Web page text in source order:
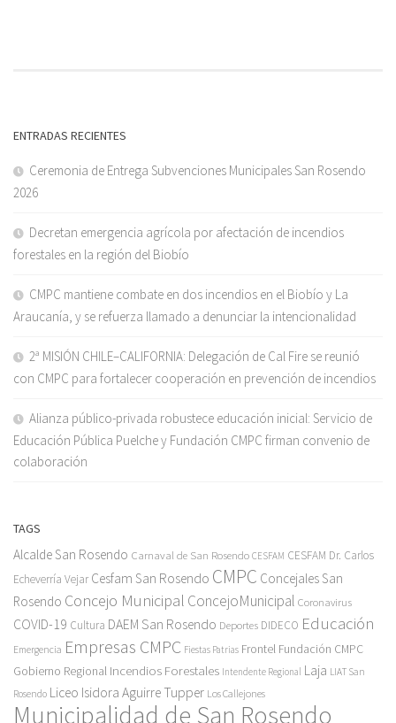
ENTRADAS RECIENTES
Ceremonia de Entrega Subvenciones Municipales San Rosendo
2026
Decretan emergencia agrícola por afectación de incendios
forestales en la región del Biobío
CMPC mantiene combate en dos incendios en el Biobío y La
Araucanía, y se refuerza llamado a denunciar la intencionalidad
2ª MISIÓN CHILE–CALIFORNIA: Delegación de Cal Fire se reunió
con CMPC para fortalecer cooperación en prevención de incendios
Alianza público-privada robustece educación inicial: Servicio de
Educación Pública Puelche y Fundación CMPC firman convenio de
colaboración
TAGS
Alcalde San Rosendo Carnaval de San Rosendo CESFAM CESFAM Dr. Carlos
Echeverría Vejar Cesfam San Rosendo CMPC Concejales San
Rosendo Concejo Municipal ConcejoMunicipal Coronavirus
COVID-19 Cultura DAEM San Rosendo Deportes DIDECO Educación
Emergencia Empresas CMPC Fiestas Patrias Frontel Fundación CMPC
Gobierno Regional Incendios Forestales Intendente Regional Laja LIAT San
Rosendo Liceo Isidora Aguirre Tupper Los Callejones
Municipalidad de San Rosendo